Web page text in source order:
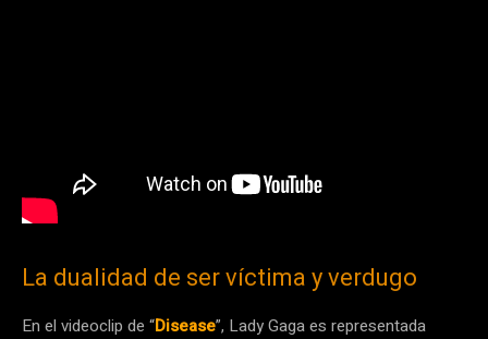
La dualidad de ser víctima y verdugo
En el videoclip de “Disease”, Lady Gaga es representada